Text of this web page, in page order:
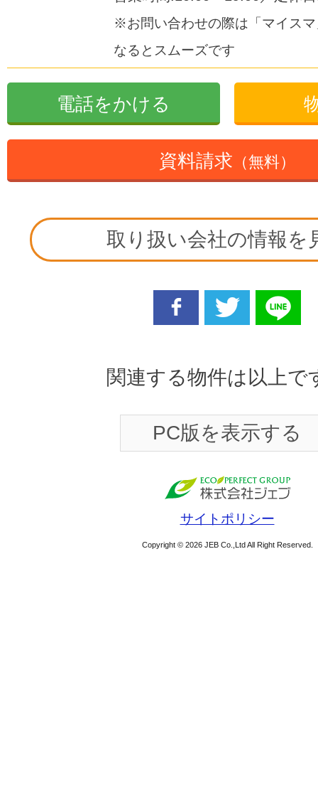
※お問い合わせの際は「マイス
なるとスムーズです
電話をかける
資料請求 （無料）
取り扱い会社の情報を
関連する物件は以上で
PC版を表示する
サイトポリシー
Copyright © 2026 JEB Co.,Ltd All Right Reserved.